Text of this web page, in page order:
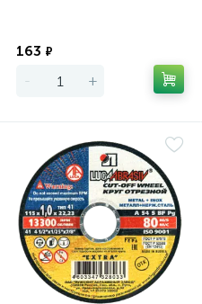
163 ₽
- +